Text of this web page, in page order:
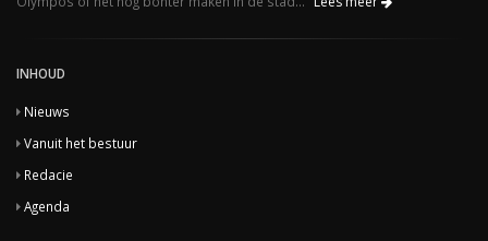
INHOUD
Nieuws
Vanuit het bestuur
Redacie
Agenda